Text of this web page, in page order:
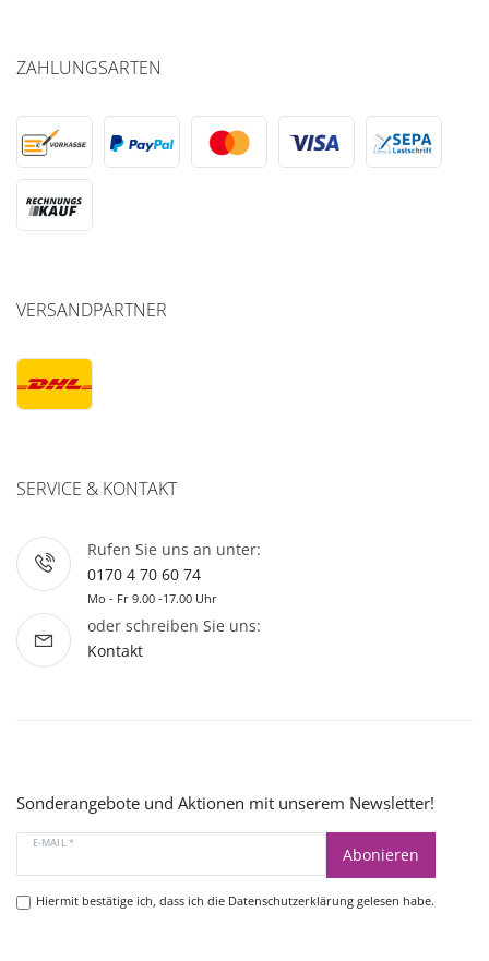
ZAHLUNGSARTEN
VERSANDPARTNER
SERVICE & KONTAKT
Rufen Sie uns an unter:
0170 4 70 60 74
Mo - Fr 9.00 -17.00 Uhr
oder schreiben Sie uns:
Kontakt
Sonderangebote und Aktionen mit unserem Newsletter!
E-MAIL *
Abonieren
Hiermit bestätige ich, dass ich die Datenschutzerklärunggelesen habe.